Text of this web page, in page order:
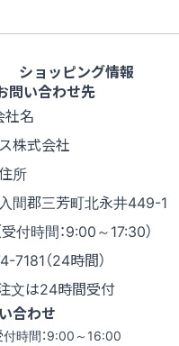
ショッピング情報
問い合わせ先
社名
株式会社
所
郡三芳町北永井449-1
付時間：9:00～17:30）
7181（24時間）
文は24時間受付
合わせ
付時間：9:00～16:00